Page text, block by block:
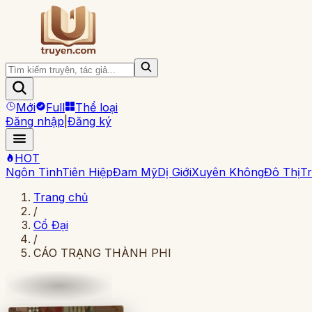
Mới Full
Thể loại
Đăng nhập Đăng ký
HOT
Ngôn TìnhTiên HiệpĐam MỹDị GiớiXuyên KhôngĐô Thị
Trang chủ
/
Cổ Đại
/
CÁO TRẠNG THÀNH PHI